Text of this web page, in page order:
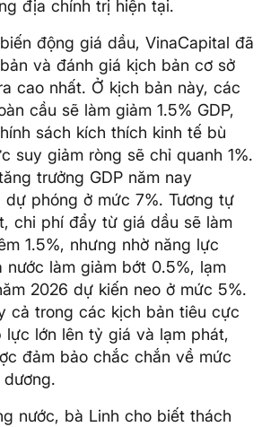
địa chính trị hiện tại.
động giá dầu, VinaCapital đã
và đánh giá kịch bản cơ sở
cao nhất. Ở kịch bản này, các
cầu sẽ làm giảm 1.5% GDP,
sách kích thích kinh tế bù
suy giảm ròng sẽ chỉ quanh 1%.
trưởng GDP năm nay
dự phóng ở mức 7%. Tương tự
chi phí đẩy từ giá dầu sẽ làm
1.5%, nhưng nhờ năng lực
nước làm giảm bớt 0.5%, lạm
2026 dự kiến neo ở mức 5%.
cả trong các kịch bản tiêu cực
lực lớn lên tỷ giá và lạm phát,
đảm bảo chắc chắn về mức
nước, bà Linh cho biết thách